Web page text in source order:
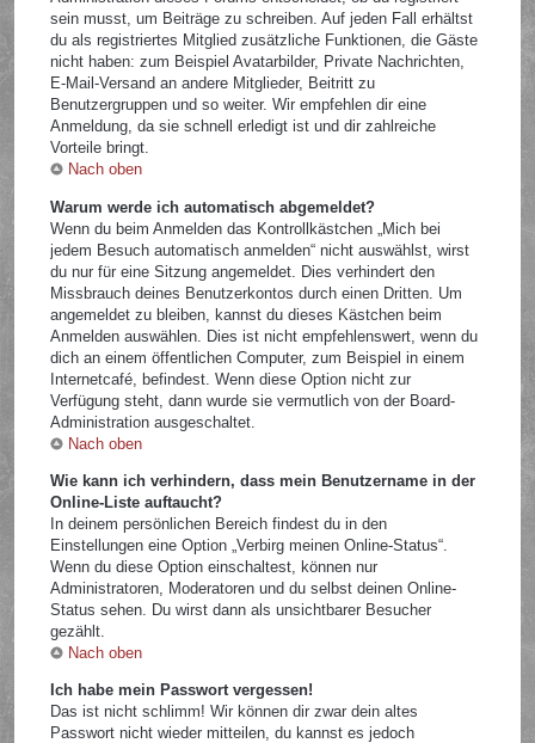
sein musst, um Beiträge zu schreiben. Auf jeden Fall erhältst
du als registriertes Mitglied zusätzliche Funktionen, die Gäste
nicht haben: zum Beispiel Avatarbilder, Private Nachrichten,
E-Mail-Versand an andere Mitglieder, Beitritt zu
Benutzergruppen und so weiter. Wir empfehlen dir eine
Anmeldung, da sie schnell erledigt ist und dir zahlreiche
Vorteile bringt.
Nach oben
Warum werde ich automatisch abgemeldet?
Wenn du beim Anmelden das Kontrollkästchen „Mich bei
jedem Besuch automatisch anmelden“ nicht auswählst, wirst
du nur für eine Sitzung angemeldet. Dies verhindert den
Missbrauch deines Benutzerkontos durch einen Dritten. Um
angemeldet zu bleiben, kannst du dieses Kästchen beim
Anmelden auswählen. Dies ist nicht empfehlenswert, wenn du
dich an einem öffentlichen Computer, zum Beispiel in einem
Internetcafé, befindest. Wenn diese Option nicht zur
Verfügung steht, dann wurde sie vermutlich von der Board-
Administration ausgeschaltet.
Nach oben
Wie kann ich verhindern, dass mein Benutzername in der
Online-Liste auftaucht?
In deinem persönlichen Bereich findest du in den
Einstellungen eine Option „Verbirg meinen Online-Status“.
Wenn du diese Option einschaltest, können nur
Administratoren, Moderatoren und du selbst deinen Online-
Status sehen. Du wirst dann als unsichtbarer Besucher
gezählt.
Nach oben
Ich habe mein Passwort vergessen!
Das ist nicht schlimm! Wir können dir zwar dein altes
Passwort nicht wieder mitteilen, du kannst es jedoch